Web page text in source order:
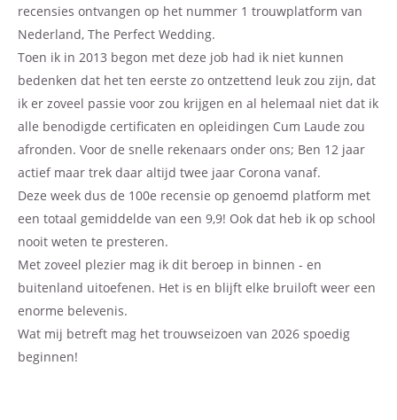
recensies ontvangen op het nummer 1 trouwplatform van
Nederland, The Perfect Wedding.
Toen ik in 2013 begon met deze job had ik niet kunnen
bedenken dat het ten eerste zo ontzettend leuk zou zijn, dat
ik er zoveel passie voor zou krijgen en al helemaal niet dat ik
alle benodigde certificaten en opleidingen Cum Laude zou
afronden. Voor de snelle rekenaars onder ons; Ben 12 jaar
actief maar trek daar altijd twee jaar Corona vanaf.
Deze week dus de 100e recensie op genoemd platform met
een totaal gemiddelde van een 9,9! Ook dat heb ik op school
nooit weten te presteren.
Met zoveel plezier mag ik dit beroep in binnen - en
buitenland uitoefenen. Het is en blijft elke bruiloft weer een
enorme belevenis.
Wat mij betreft mag het trouwseizoen van 2026 spoedig
beginnen!